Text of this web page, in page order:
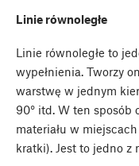
Linie równoległe
Linie równoległe to
wypełnienia. Tworzy
warstwę w jednym
90° itd. W ten sposób
materiału w
kratki). Jest to jedno z